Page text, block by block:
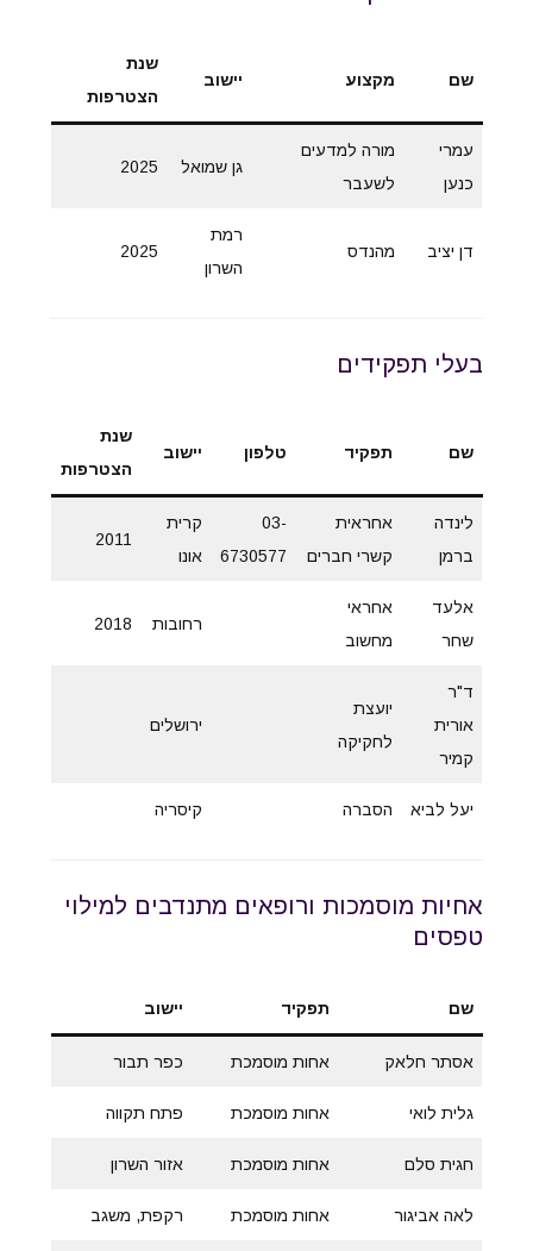
שם מקצוע יישוב
שנת
הצטרפות
עמרי
כנען
מורה למדעים
לשעבר
גן שמואל 2025
דן יציב מהנדס
רמת
השרון
2025
בעלי תפקידים
שם תפקיד טלפון יישוב
שנת
הצטרפות
לינדה
ברמן
אחראית
קשרי חברים
03-
6730577
קרית
אונו
2011
אלעד
שחר
אחראי
מחשוב
רחובות 2018
ד"ר
אורית
קמיר
יועצת
לחקיקה
ירושלים
יעל לביא הסברה קיסריה
אחיות מוסמכות ורופאים מתנדבים למילוי
טפסים
שם תפקיד יישוב
אסתר חלאק אחות מוסמכת כפר תבור
גלית לואי אחות מוסמכת פתח תקווה
חגית סלם אחות מוסמכת אזור השרון
לאה אביגור אחות מוסמכת רקפת, משגב